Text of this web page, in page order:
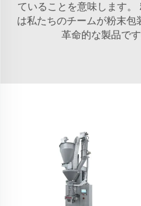
ていることを意味します。
は私たちのチームが粉末包
革命的な製品で